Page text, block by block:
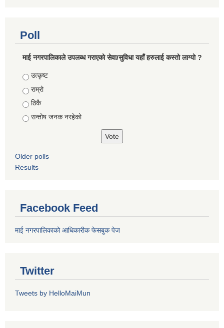
Poll
माई नगरपालिकाले उपलब्ध गराएको सेवा/सुविधा यहाँ हरुलाई कस्तो लाग्यो ?
Choices
उत्कृष्ट
राम्रो
ठिकै
सन्तोष जनक नरहेको
Older polls
Results
Facebook Feed
माई नगरपालिकाको आधिकारीक फेसबुक पेज
Twitter
Tweets by HelloMaiMun